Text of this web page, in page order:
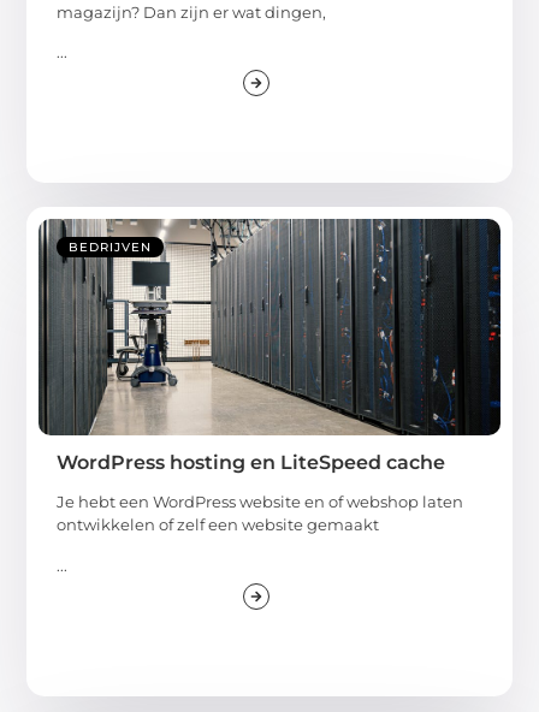
magazijn? Dan zijn er wat dingen,
...
BEDRIJVEN
WordPress hosting en LiteSpeed cache
Je hebt een WordPress website en of webshop laten
ontwikkelen of zelf een website gemaakt
...